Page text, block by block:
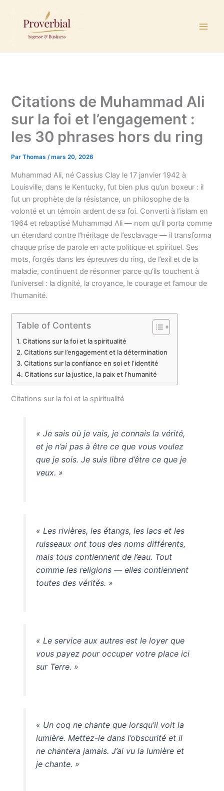
contenu
Citations de Muhammad Ali
sur la foi et l’engagement :
les 30 phrases hors du ring
ParThomas/mars 20, 2026
Muhammad Ali, né Cassius Clay le 17 janvier 1942 à
Louisville, dans le Kentucky, fut bien plus qu’un boxeur : il
fut un prophète de la résistance, un philosophe de la
volonté et un témoin ardent de sa foi. Converti à l’islam en
1964 et rebaptisé Muhammad Ali — nom qu’il porta comme
un étendard contre l’héritage de l’esclavage — il transforma
chaque prise de parole en acte politique et spirituel. Ses
mots, forgés dans les épreuves du ring, de l’exil et de la
maladie, continuent de résonner parce qu’ils touchent à
l’universel : la dignité, la croyance, le courage et l’amour de
l’humanité.
Table of Contents
Citations sur la foi et la spiritualité
Citations sur l’engagement et la détermination
Citations sur la confiance en soi et l’identité
Citations sur la justice, la paix et l’humanité
Citations sur la foi et la spiritualité
« Je sais où je vais, je connais la vérité,
et je n’ai pas à être ce que vous voulez
que je sois. Je suis libre d’être ce que je
veux. »
« Les rivières, les étangs, les lacs et les
ruisseaux ont tous des noms différents,
mais tous contiennent de l’eau. Tout
comme les religions — elles contiennent
toutes des vérités. »
« Le service aux autres est le loyer que
vous payez pour occuper votre place ici
sur Terre. »
« Un coq ne chante que lorsqu’il voit la
lumière. Mettez-le dans l’obscurité et il
ne chantera jamais. J’ai vu la lumière et
je chante. »